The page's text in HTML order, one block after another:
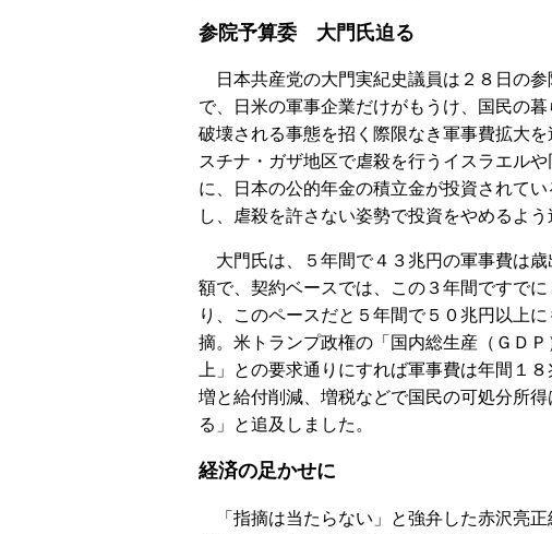
参院予算委 大門氏迫る
日本共産党の大門実紀史議員は２８日の参
で、日米の軍事企業だけがもうけ、国民の暮
破壊される事態を招く際限なき軍事費拡大を
スチナ・ガザ地区で虐殺を行うイスラエル
に、日本の公的年金の積立金が投資されて
し、虐殺を許さない姿勢で投資をやめるよう
大門氏は、５年間で４３兆円の軍事費は歳
額で、契約ベースでは、この３年間ですで
り、このペースだと５年間で５０兆円以上
摘。米トランプ政権の「国内総生産（ＧＤＰ
上」との要求通りにすれば軍事費は年間１
増と給付削減、増税などで国民の可処分所
る」と追及しました。
経済の足かせに
「指摘は当たらない」と強弁した赤沢亮